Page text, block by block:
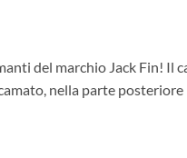
del marchio Jack Fin! Il
nella parte